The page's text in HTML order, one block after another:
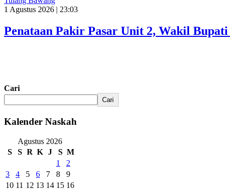
1 Agustus 2026 | 23:03
Penataan Pakir Pasar Unit 2, Wakil
Cari
Cari
Kalender Naskah
Agustus 2026
S
S R K J S M
1
2
3
4 5 6 7 8
9
10 11 12 13 14 15 16